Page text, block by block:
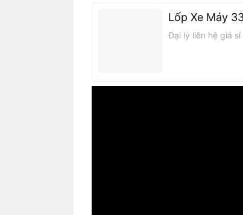
Lốp Xe Máy
Đại lý liên hệ giá